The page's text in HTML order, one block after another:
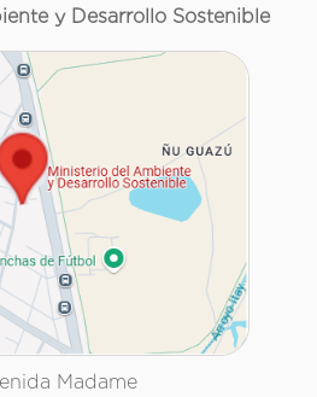
y Desarrollo Sostenible
Madame